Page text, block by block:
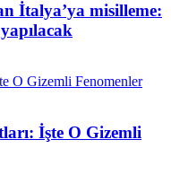
İtalya’ya misilleme:
İşte O Gizemli